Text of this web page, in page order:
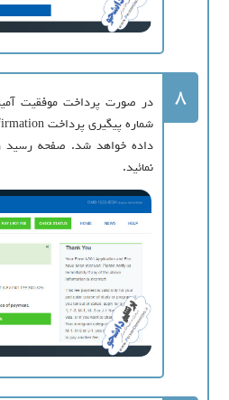
8
در صورت پرداخت موفقیت
داده خواهد شد. صفحه رسید
نمائید.